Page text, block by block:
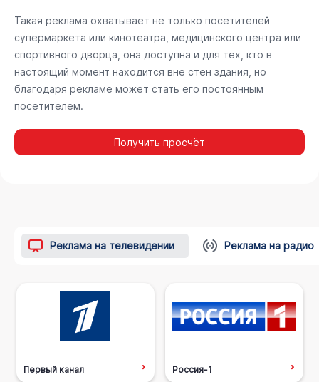
Такая реклама охватывает не только посетителей
супермаркета или кинотеатра, медицинского центра или
спортивного дворца, она доступна и для тех, кто в
настоящий момент находится вне стен здания, но
благодаря рекламе может стать его постоянным
посетителем.
Получить просчёт
Реклама на телевидении Реклама на радио
Первый канал Россия-1